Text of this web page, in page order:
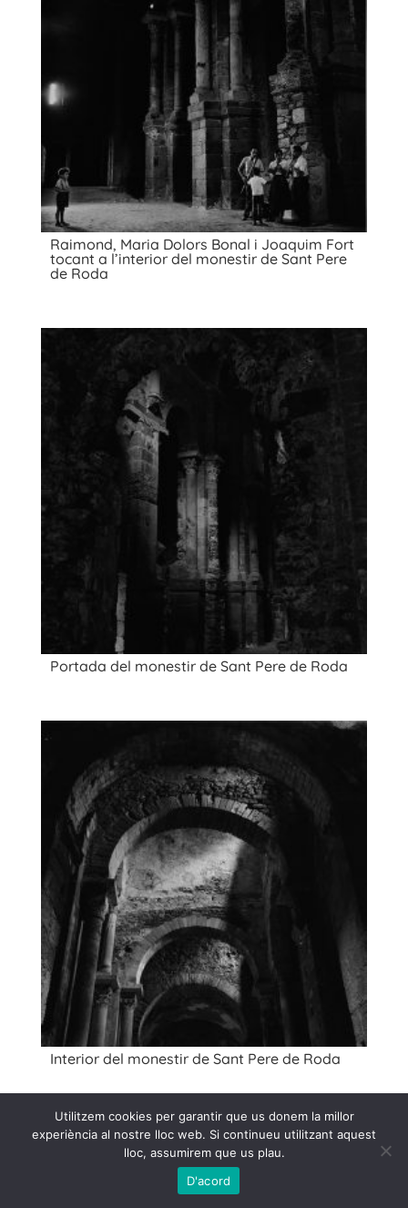
Raimond, Maria Dolors Bonal i Joaquim Fort
tocant a l’interior del monestir de Sant Pere
de Roda
Portada del monestir de Sant Pere de Roda
Interior del monestir de Sant Pere de Roda
Utilitzem cookies per garantir que us donem la millor
experiència al nostre lloc web. Si continueu utilitzant aquest
lloc, assumirem que us plau.
D'acord